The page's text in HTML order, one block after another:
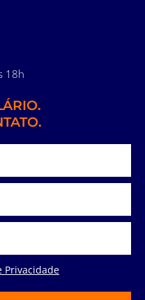
18h
Privacidade